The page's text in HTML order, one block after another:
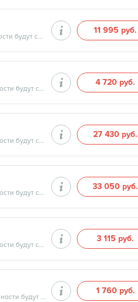
Продолжительность минут, готовность результатов — дата и время готовности будут сообщены врачом в день приёма
11 995 руб.
Продолжительность минут, готовность результатов — дата и время готовности будут сообщены врачом в день приёма
4 720 руб.
Продолжительность минут, готовность результатов — дата и время готовности будут сообщены врачом в день приёма
27 430 руб.
Продолжительность минут, готовность результатов — дата и время готовности будут сообщены врачом в день приёма
33 050 руб.
Продолжительность минут, готовность результатов — дата и время готовности будут сообщены врачом в день приёма
3 115 руб.
Продолжительность минут, готовность результатов — дата и время готовности будут сообщены врачом в день приёма
1 760 руб.